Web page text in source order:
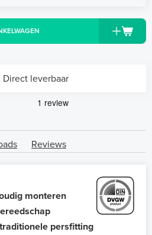
Direct leverbaar
Reviews
monteren
persfitting